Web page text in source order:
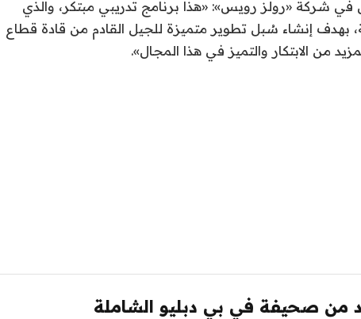
شركة «رولز رويس»: «هذا برنامج تدريبي مبتكر، والذي
بهدف إنشاء سُبل تطوير متميزة للجيل القادم من قادة قطاع
من الابتكار والتميز في هذا المجال».
من صحيفة في بي دبليو الشاملة